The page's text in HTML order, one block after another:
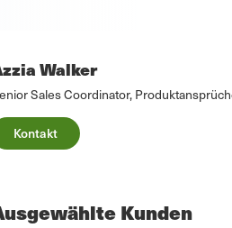
Walker
Sales Coordinator,
Kontakt
Kunden